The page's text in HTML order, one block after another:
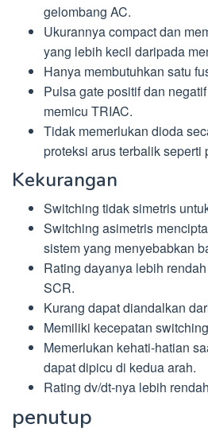
gelombang AC.
Ukurannya compact dan
yang lebih kecil daripada
Hanya membutuhkan satu
Pulsa gate positif dan
memicu TRIAC.
Tidak memerlukan dioda
proteksi arus terbalik seperti
Kekurangan
Switching tidak simetris
Switching asimetris
sistem yang menyebabkan
Rating dayanya lebih
SCR.
Kurang dapat diandalkan
Memiliki kecepatan
Memerlukan kehati-hatian
dapat dipicu di kedua arah.
Rating dv/dt-nya lebih
penutup